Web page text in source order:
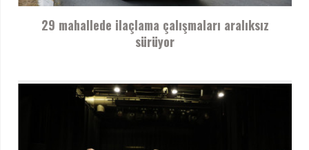
29 mahallede ilaçlama çalışmaları aralıksız
sürüyor